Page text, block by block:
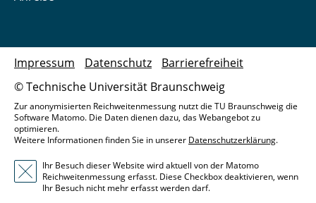
© Technische Universität Braunschweig
Impressum Datenschutz Barrierefreiheit
Zur anonymisierten Reichweitenmessung nutzt die TU Braunschweig die
Software Matomo. Die Daten dienen dazu, das Webangebot zu
optimieren.
Weitere Informationen finden Sie in unserer Datenschutzerklärung.
Ihr Besuch dieser Website wird aktuell von der Matomo
Reichweitenmessung erfasst. Diese Checkbox deaktivieren, wenn
Ihr Besuch nicht mehr erfasst werden darf.